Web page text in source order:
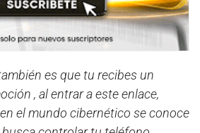
es que tu recibes un
, al entrar a este enlace,
el mundo cibernético se conoce